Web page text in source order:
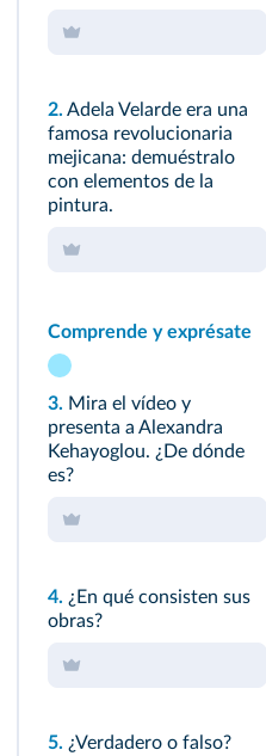
2. Adela Velarde era una
famosa revolucionaria
mejicana: demuéstralo
con elementos de la
pintura.
Comprende y exprésate
3. Mira el vídeo y
presenta a Alexandra
Kehayoglou. ¿De dónde
es?
4. ¿En qué consisten sus
obras?
5. ¿Verdadero o falso?